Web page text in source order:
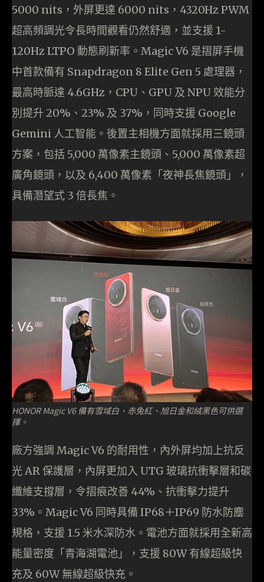
5000 nits，外屏更達 6000 nits，4320Hz PWM
超高頻調光令長時間觀看仍然舒適，並支援 1-
120Hz LTPO 動態刷新率。Magic V6 是摺屏手機
中首款備有 Snapdragon 8 Elite Gen 5 處理器，
最高時脈達 4.6GHz，CPU、GPU 及 NPU 效能分
別提升 20%、23% 及 37%，同時支援 Google
Gemini 人工智能。後置主相機方面就採用三鏡頭
方案，包括 5,000 萬像素主鏡頭、5,000 萬像素超
廣角鏡頭，以及 6,400 萬像素「夜神長焦鏡頭」，
具備潛望式 3 倍長焦。
HONOR Magic V6 備有雪域白、赤兔紅、旭日金和絨黑色可供選
擇。
廠方強調 Magic V6 的耐用性，內外屏均加上抗反
光 AR 保護層，內屏更加入 UTG 玻璃抗衝擊層和碳
纖維支撐層，令摺痕改善 44%、抗衝擊力提升
33%。Magic V6 同時具備 IP68＋IP69 防水防塵
規格，支援 1.5 米水深防水。電池方面就採用全新高
能量密度「青海湖電池」，支援 80W 有線超級快
充及 60W 無線超級快充。